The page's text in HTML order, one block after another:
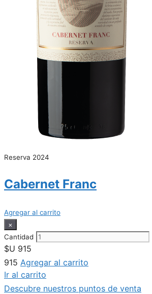
Reserva 2024
Cabernet Franc
Agregar al carrito
×
Cantidad
$U 915
915 Agregar al carrito
Ir al carrito
Descubre nuestros puntos de venta